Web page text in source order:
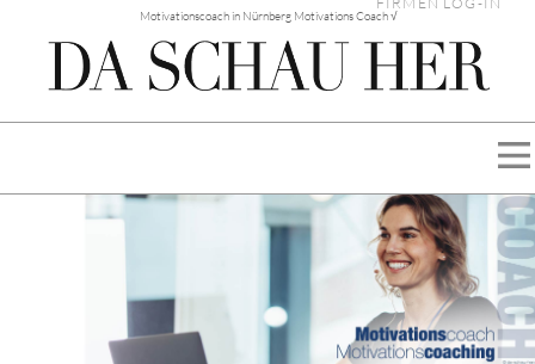
Motivationscoach in Nürnberg Motivations Coach √